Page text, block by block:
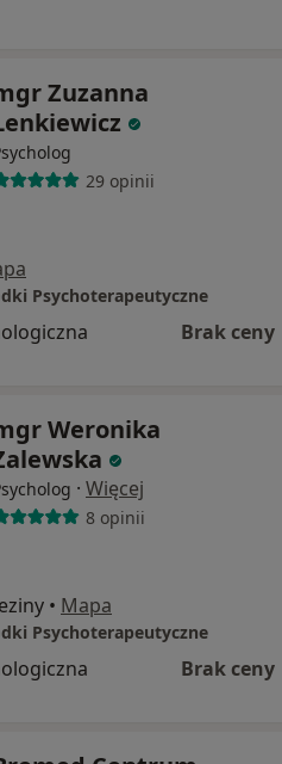
Zuzanna
29 opinii
Psychoterapeutyczne
Brak ceny
Weronika
· Więcej
8 opinii
• Mapa
Psychoterapeutyczne
Brak ceny